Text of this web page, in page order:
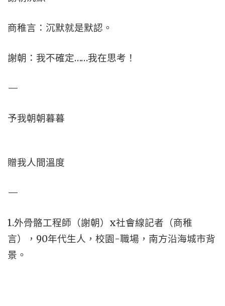
商稚言：沉默就是默認。
謝朝：我不確定……我在思考！
—
予我朝朝暮暮
贈我人間溫度
—
1.外骨骼工程師（謝朝）x社會線記者（商稚
言），90年代生人，校園-職場，南方沿海城市背
景。